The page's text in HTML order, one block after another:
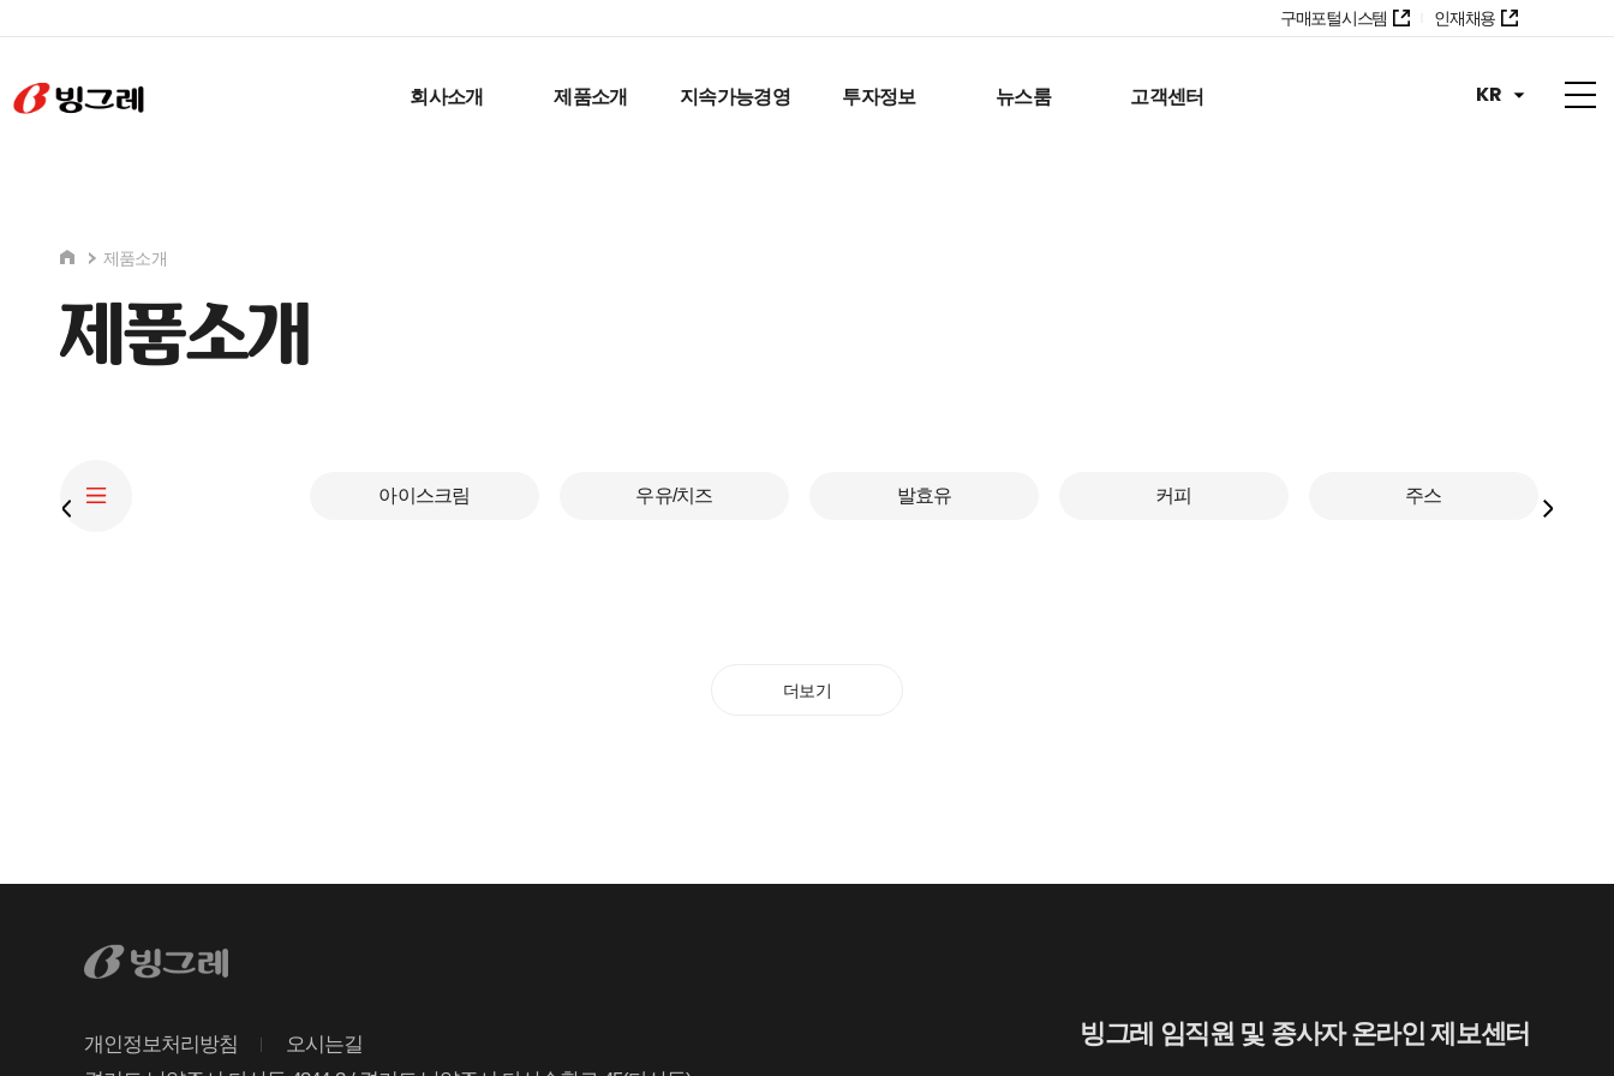
구매포털시스템 인재채용
회사소개 제품소개 지속가능경영 투자정보 뉴스룸 고객센터 KR
궁금한 내용은 아래의 버튼을 선택해 주세요.
온라인 접수 주시면, 빠르게 답변드리겠습니
제품소개
제품소개
아이스크림 우유/치즈 발효유 커피 주스
더보기
개인정보처리방침
오시는길
빙그레 임직원 및 종사자 온라인 제보센터